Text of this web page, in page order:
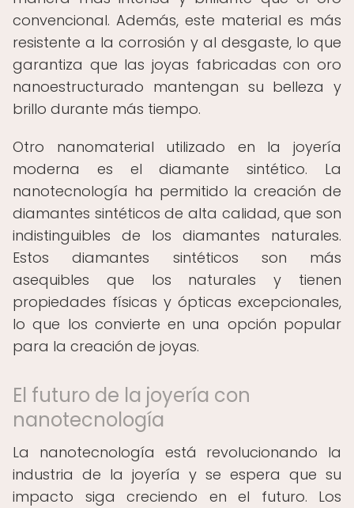
convencional. Además, este material es más
resistente a la corrosión y al desgaste, lo que
garantiza que las joyas fabricadas con oro
nanoestructurado mantengan su belleza y
brillo durante más tiempo.
Otro nanomaterial utilizado en la joyería
moderna es el diamante sintético. La
nanotecnología ha permitido la creación de
diamantes sintéticos de alta calidad, que son
indistinguibles de los diamantes naturales.
Estos diamantes sintéticos son más
asequibles que los naturales y tienen
propiedades físicas y ópticas excepcionales,
lo que los convierte en una opción popular
para la creación de joyas.
El futuro de la joyería con
nanotecnología
La nanotecnología está revolucionando la
industria de la joyería y se espera que su
impacto siga creciendo en el futuro. Los